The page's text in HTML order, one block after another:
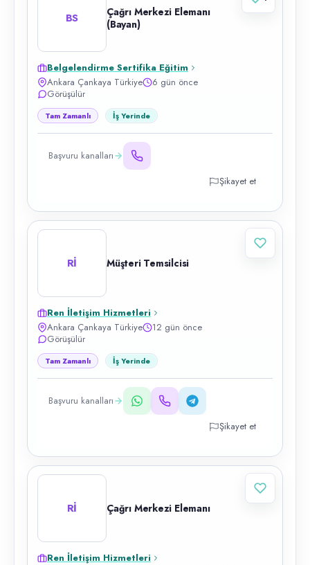
BS
Çağrı Merkezi Elemanı
(Bayan)
Belgelendirme Sertifika Eğitim
Ankara Çankaya Türkiye
6 gün önce
Görüşülür
Tam Zamanlı İş Yerinde
Başvuru kanalları
Şikayet et
Rİ Müşteri Temsilcisi
Ren İletişim Hizmetleri
Ankara Çankaya Türkiye
12 gün önce
Görüşülür
Tam Zamanlı İş Yerinde
Başvuru kanalları
Şikayet et
Rİ Çağrı Merkezi Elemanı
Ren İletişim Hizmetleri